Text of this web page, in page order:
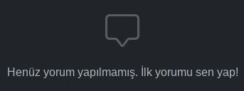
Henüz yorum yapılmamış. İlk yorumu sen yap!